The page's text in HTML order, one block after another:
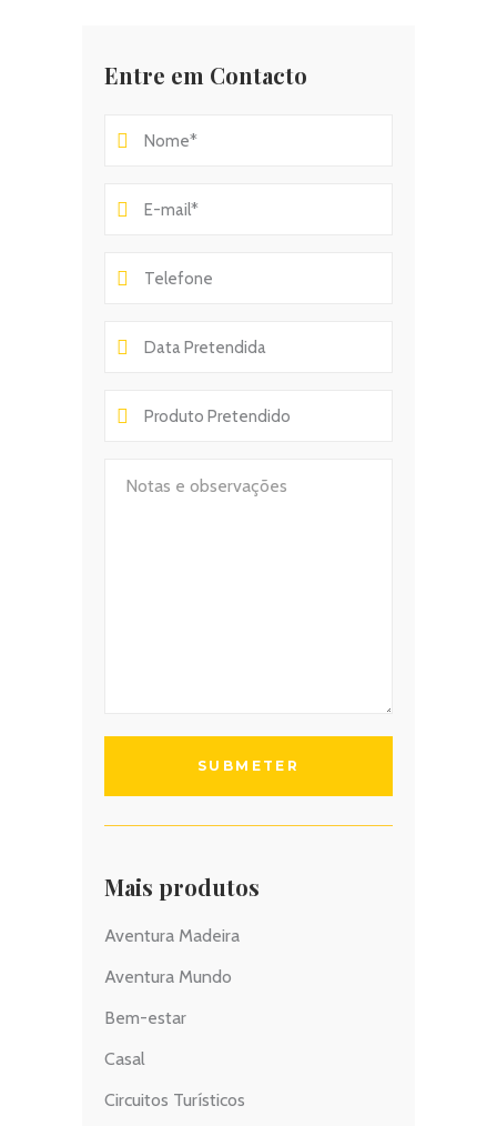
Entre em Contacto
Mais produtos
Aventura Madeira
Aventura Mundo
Bem-estar
Casal
Circuitos Turísticos